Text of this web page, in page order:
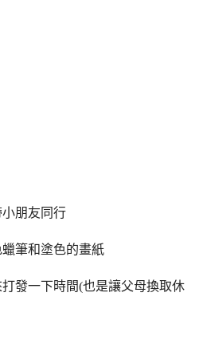
朋友同行
筆和塗色的畫紙
發一下時間(也是讓父母換取休